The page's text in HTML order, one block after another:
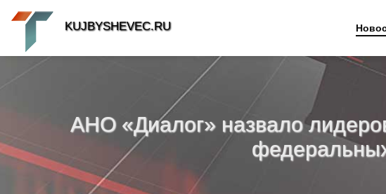
АНО «Диалог» назвало
KUJBYSHEVEC.RU